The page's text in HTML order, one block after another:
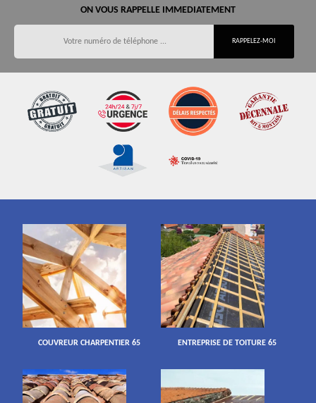
ON VOUS RAPPELLE IMMEDIATEMENT
COUVREUR CHARPENTIER 65 ENTREPRISE DE TOITURE 65